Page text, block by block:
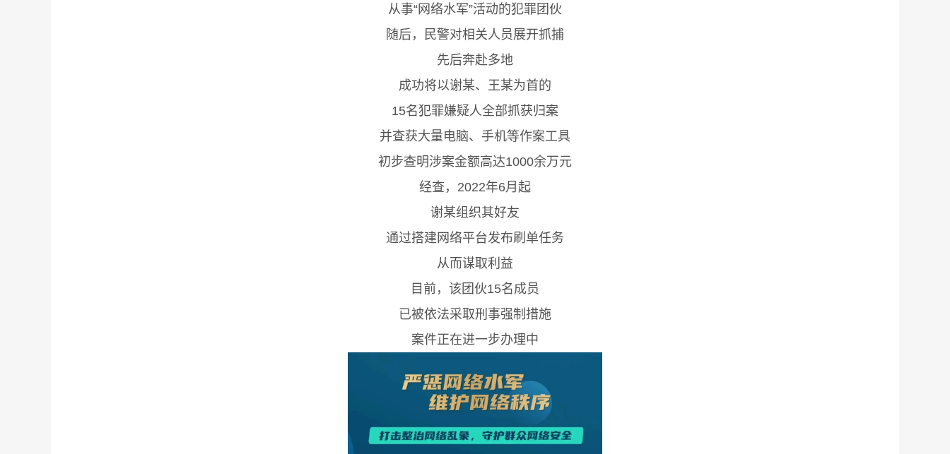
从事“网络水军”活动的犯罪团伙
随后，民警对相关人员展开抓捕
先后奔赴多地
成功将以谢某、王某为首的
15名犯罪嫌疑人全部抓获归案
并查获大量电脑、手机等作案工具
初步查明涉案金额高达1000余万元
经查，2022年6月起
谢某组织其好友
通过搭建网络平台发布刷单任务
从而谋取利益
目前，该团伙15名成员
已被依法采取刑事强制措施
案件正在进一步办理中